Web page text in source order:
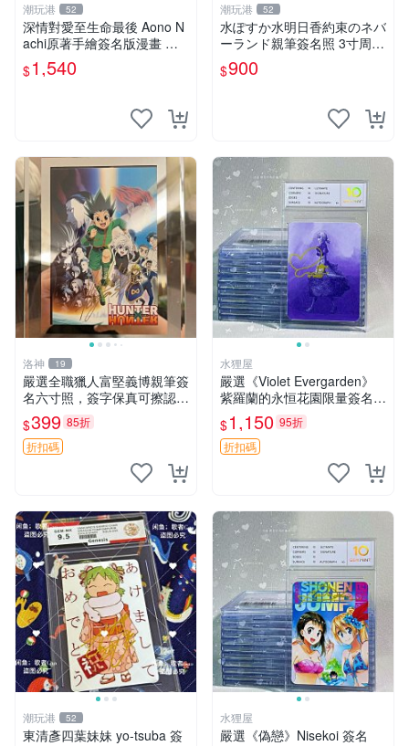
潮玩港 52
深情對愛至生命最後 Aono N
achi原著手繪簽名版漫畫 親
筆簽名限定收藏 命終不渝之
戀情 漫畫珍藏品
$1,540
潮玩港 52
水ぽすか水明日香約束のネバ
ーランド親筆簽名照 3寸周邊
照片 面簽正品 簽名照周邊
$900
洛神 19
嚴選全職獵人富堅義博親筆簽
名六寸照，簽字保真可擦認，
全新收藏好物，限量發售 全
職獵人 富堅義博 簽名照片
$399 85折
折扣碼
水狸屋
嚴選《Violet Evergarden》
紫羅蘭的永恒花園限量簽名
卡，3寸帶原裝卡磚 日本中古
收藏推薦 薇爾莉特 曜佳奈 筆
記本
$1,150 95折
折扣碼
潮玩港 52
東清彥四葉妹妹 yo-tsuba 簽
水狸屋
嚴選《偽戀》Nisekoi 簽名